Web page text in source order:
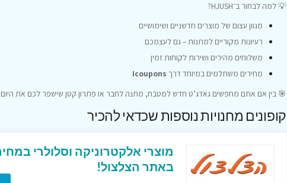
💡 למה לבחור ב־HJUSH?
מגוון עצום של מוצרים חדשניים ושימושיים
רעיונות מקוריים למתנות – גם לעצמכם
משלוחים מהירים ושירות לקוחות זמין
מחירים משתלמים במיוחד דרך Icoupons
🎯 בין אם אתם מחפשים גאדג’ט חדש למטבח, מתנה לחבר או פתרון קטן שישפר לכם את
קופונים מחנויות נוספות שכדאי להכיר
מוצרי אלקטרוניקה וסלולרי
באתר הצלצול!